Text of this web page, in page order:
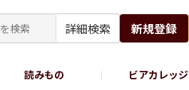
詳細検索 新規登録
読みもの ビアカレッジ